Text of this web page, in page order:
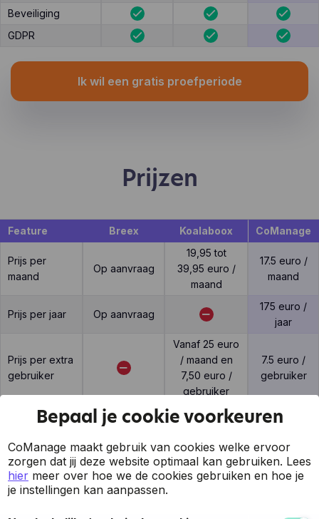
Beveiliging
GDPR
Ik wil een gratis proefperiode
Prijzen
Feature Breex Koalaboox CoManage
Prijs per
maand
Op aanvraag
19,95 tot
39,95 euro /
maand
17.5 euro /
maand
Prijs per jaar Op aanvraag
175 euro /
jaar
Prijs per extra
gebruiker
Vanaf 25 euro
/ maand en
7,50 euro /
gebruiker
7.5 euro /
gebruiker
Support
Bepaal je cookie voorkeuren
CoManage maakt gebruik van cookies welke ervoor
zorgen dat jij deze website optimaal kan gebruiken. Lees
hier meer over hoe we de cookies gebruiken en hoe je
je instellingen kan aanpassen.